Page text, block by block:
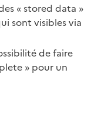
« stored data »
sont visibles via
de faire
» pour un